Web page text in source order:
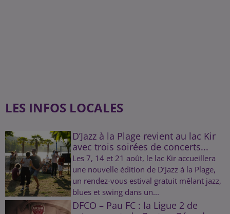
LES INFOS LOCALES
D’Jazz à la Plage revient au lac Kir
avec trois soirées de concerts...
Les 7, 14 et 21 août, le lac Kir accueillera
une nouvelle édition de D’Jazz à la Plage,
un rendez-vous estival gratuit mêlant jazz,
blues et swing dans un...
DFCO – Pau FC : la Ligue 2 de